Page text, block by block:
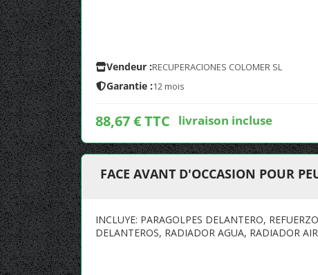
Vendeur :RECUPERACIONES COLOMER SL
Garantie :12 mois
88,67 € TTC livraison incluse
FACE AVANT D'OCCASION POUR
INCLUYE: PARAGOLPES DELANTERO,
DELANTEROS, RADIADOR AGUA, RADIADOR